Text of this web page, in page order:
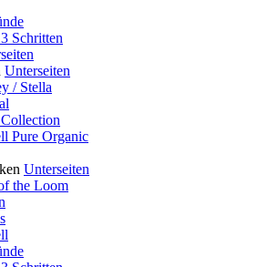
Schritten
Unterseiten
/ Stella
Pure Organic
Unterseiten
the Loom